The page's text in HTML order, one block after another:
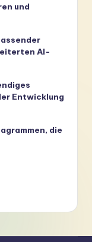
und
AI-
Entwicklung
die